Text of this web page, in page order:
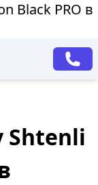
Black PRO в
Shtenli